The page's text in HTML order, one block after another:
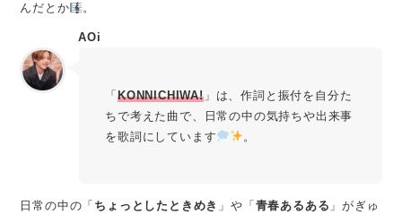
んだとか
。
AOi
「KONNICHIWA!」は、作詞と振付を自分た
ちで考えた曲で、日常の中の気持ちや出来事
を歌詞にしています
。
日常の中の「 ちょっとしたときめき 」や「 青春あるある 」がぎゅ